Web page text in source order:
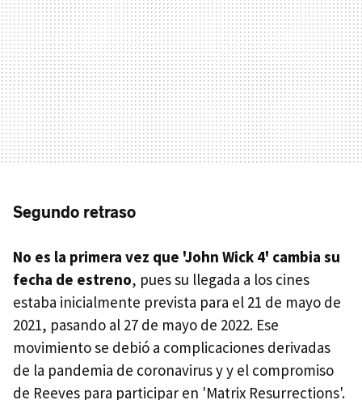
Segundo retraso
No es la primera vez que 'John Wick 4' cambia su
fecha de estreno, pues su llegada a los cines
estaba inicialmente prevista para el 21 de mayo de
2021, pasando al 27 de mayo de 2022. Ese
movimiento se debió a complicaciones derivadas
de la pandemia de coronavirus y y el compromiso
de Reeves para participar en 'Matrix Resurrections'.